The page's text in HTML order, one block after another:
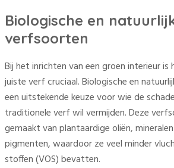
Biologische en
verfsoorten
Bij het inrichten van een groen interieur is
juiste verf cruciaal. Biologische en
een uitstekende keuze voor wie de
traditionele verf wil vermijden. Deze
gemaakt van plantaardige oliën,
pigmenten, waardoor ze veel minder
stoffen (VOS) bevatten.